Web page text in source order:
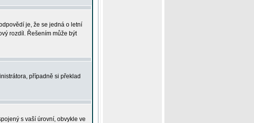
je, že se jedná o letní
rozdíl. Řešením může být
případně si překlad
s vaší úrovní, obvykle ve